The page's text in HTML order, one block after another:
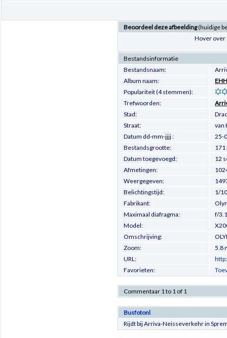
Beoordeel deze afbeelding(huidige
Hover over
Bestandsinformatie
Bestandsnaam:
Album naam:
Populariteit (4 stemmen):
Trefwoorden:
Stad:
Straat:
van
Datum dd-mm-jjjj :
25-
Bestandsgrootte:
171
Datum toegevoegd:
12
Afmetingen:
Weergegeven:
Belichtingstijd:
1/
Fabrikant:
Maximaal diafragma:
f/3.1
Model:
Omschrijving:
Zoom:
5.8
URL:
Favorieten:
Commentaar 1 to 1 of 1
Busfotonl
Rijdt bij Arriva-Neisseverkehr in